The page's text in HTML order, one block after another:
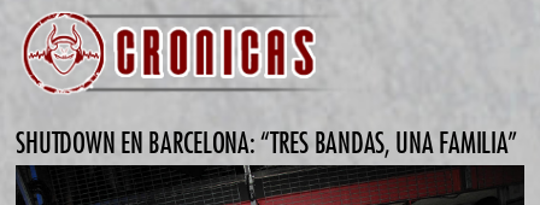
SHUTDOWN EN BARCELONA: “TRES BANDAS, UNA FAMILIA”